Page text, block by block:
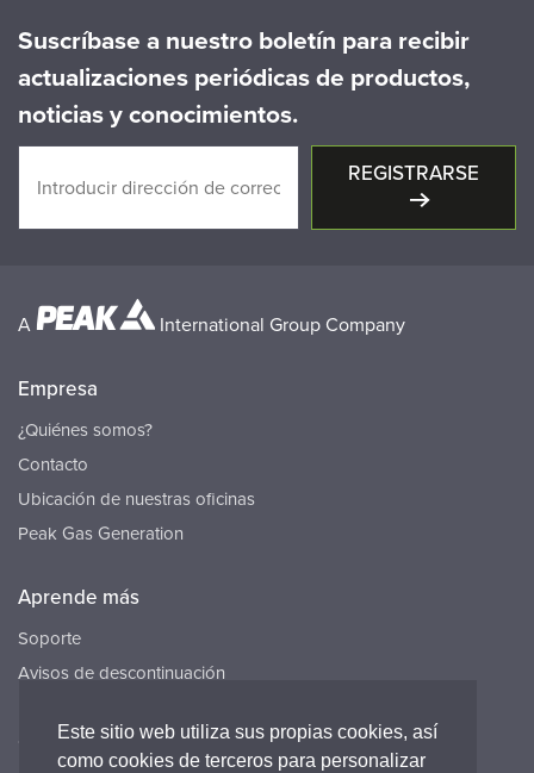
Este sitio web utiliza sus propias cookies, así
como cookies de terceros para personalizar
Suscríbase a nuestro boletín para recibir
actualizaciones periódicas de productos,
noticias y conocimientos.
REGISTRARSE
A International Group Company
Empresa
¿Quiénes somos?
Contacto
Ubicación de nuestras oficinas
Peak Gas Generation
Aprende más
Soporte
Avisos de descontinuación
Carreras